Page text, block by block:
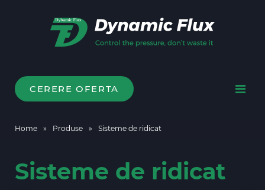
CERERE OFERTA
Home » Produse » Sisteme de ridicat
Sisteme de ridicat